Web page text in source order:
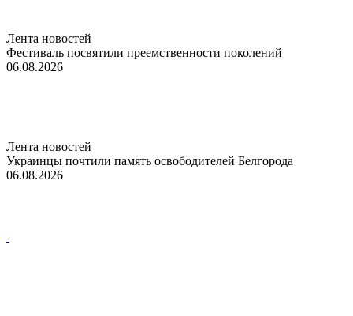
Лента новостей
Фестиваль посвятили преемственности поколений
06.08.2026
Лента новостей
Украинцы почтили память освободителей Белгорода
06.08.2026